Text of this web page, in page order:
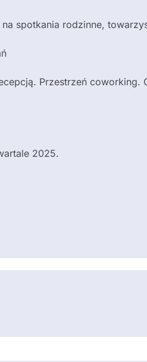
spotkania rodzinne,
Przestrzeń
2025.